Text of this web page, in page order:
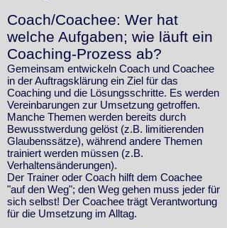
Coach/Coachee: Wer hat
welche Aufgaben; wie läuft ein
Coaching-Prozess ab?
Gemeinsam entwickeln Coach und Coachee
in der Auftragsklärung ein Ziel für das
Coaching und die Lösungsschritte. Es werden
Vereinbarungen zur Umsetzung getroffen.
Manche Themen werden bereits durch
Bewusstwerdung gelöst (z.B. limitierenden
Glaubenssätze), während andere Themen
trainiert werden müssen (z.B.
Verhaltensänderungen).
Der Trainer oder Coach hilft dem Coachee
"auf den Weg"; den Weg gehen muss jeder für
sich selbst! Der Coachee trägt Verantwortung
für die Umsetzung im Alltag.